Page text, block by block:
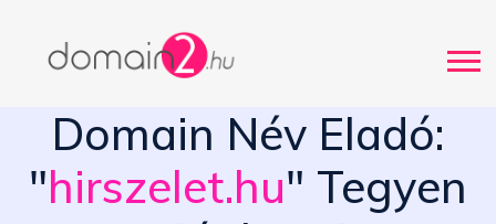
Domain Név Eladó:
"hirszelet.hu" Tegyen